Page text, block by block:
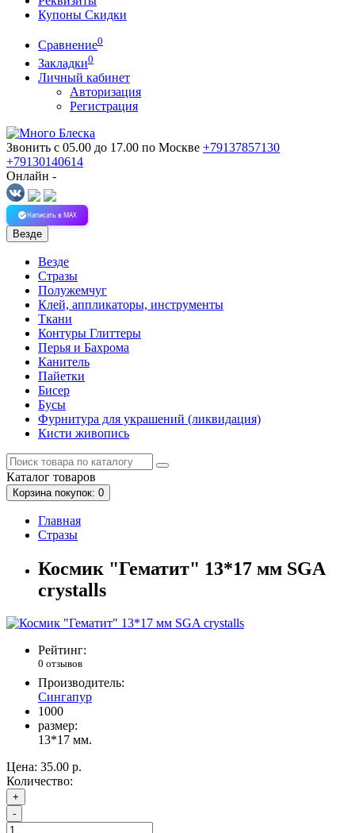
Купоны Скидки
Сравнение0
Закладки0
Личный кабинет
Авторизация
Регистрация
Звонить с 05.00 до 17.00 по Москве +79137857130
+79130140614
Онлайн -
Написать в MAX
Везде
Везде
Стразы
Полужемчуг
Клей, аппликаторы, инструменты
Ткани
Контуры Глиттеры
Перья и Бахрома
Канитель
Пайетки
Бисер
Бусы
Фурнитура для украшений (ликвидация)
Кисти живопись
Каталог товаров
Корзина покупок: 0
Главная
Стразы
Космик "Гематит" 13*17 мм SGA
crystalls
Рейтинг:
0 отзывов
Производитель:
Сингапур
1000
размер:
13*17 мм.
Цена: 35.00 р.
Количество:
+
-